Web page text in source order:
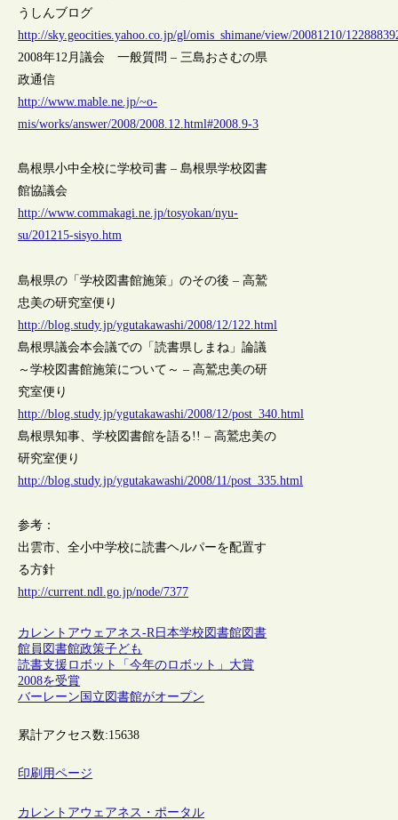
うしんブログ
http://sky.geocities.yahoo.co.jp/gl/omis_shimane/view/20081210/
2008年12月議会 一般質問 – 三島おさむの県
政通信
http://www.mable.ne.jp/~o-
mis/works/answer/2008/2008.12.html#2008.9-3
島根県小中全校に学校司書 – 島根県学校図書
館協議会
http://www.commakagi.ne.jp/tosyokan/nyu-
su/201215-sisyo.htm
島根県の「学校図書館施策」のその後 – 高鷲
忠美の研究室便り
http://blog.study.jp/ygutakawashi/2008/12/122.html
島根県議会本会議での「読書県しまね」論議
～学校図書館施策について～ – 高鷲忠美の研
究室便り
http://blog.study.jp/ygutakawashi/2008/12/post_340.html
島根県知事、学校図書館を語る!! – 高鷲忠美の
研究室便り
http://blog.study.jp/ygutakawashi/2008/11/post_335.html
参考：
出雲市、全小中学校に読書ヘルパーを配置す
る方針
http://current.ndl.go.jp/node/7377
カレントアウェアネス-R日本学校図書館図書
館員 図書館政策子ども
読書支援ロボット「今年のロボット」大賞
2008を受賞
バーレーン国立図書館がオープン
累計アクセス数:15638
印刷用ページ
カレントアウェアネス・ポータル